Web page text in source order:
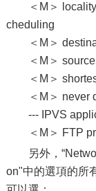
＜M＞ locality-
cheduling
＜M＞
＜M＞ source
＜M＞ shortest
＜M＞ never
--- IPVS
＜M＞ FTP
另外，
on"中的選項的所